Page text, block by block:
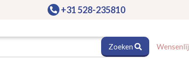
+31 528-235810
Zoeken